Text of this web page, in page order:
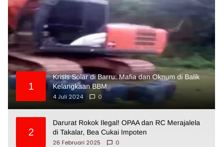
1
Krisis Solar di Barru: Mafia dan Oknum di Balik
Kelangkaan BBM
4 Juli 2024
0
2
Darurat Rokok Ilegal! OPAA dan RC Merajalela
di Takalar, Bea Cukai Impoten
26 Februari 2025
0